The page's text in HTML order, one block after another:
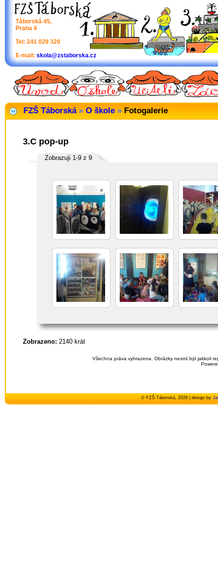
Táborská 45,
Praha 4
Tel: 241 029 320
E-mail: skola@zstaborska.cz
FZŠ Táborská » O škole » Fotogalerie
3.C pop-up
Zobrazuji 1-9 z 9
Zobrazeno: 2140 krát
Všechna práva vyhrazena. Obrázky nesmí být jakkoli
© FZŠ Táborská, 2026 | design by